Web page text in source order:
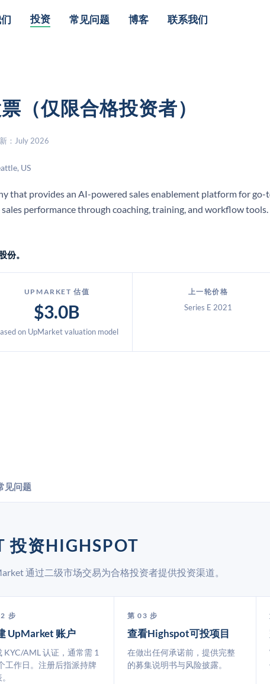
投资 常见问题 博客 联系我们
（仅限合格投资者）
：July 2026
US
that provides an AI-powered sales enablement platform for go-
performance through coaching, training, and workflow tools.
份。
UPMARKET 估值
$3.0B
on UpMarket valuation model
上一轮价格
Series E 2021
见问题
投资HIGHSPOT
通过二级市场交易为合格投资者提供投资渠道。
步
UpMarket 账户
KYC/AML 认证，通常需 1
工作日。注册后指派持牌
第 03 步
查看Highspot可投项目
在做出任何承诺前，提供完整
的募集说明书与风险披露。